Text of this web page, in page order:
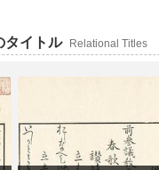
タイトル Relational Titles